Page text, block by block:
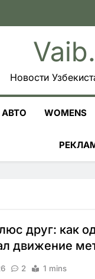
Новости
АВТО WOMENS
друг: как
движение
2 1 mins